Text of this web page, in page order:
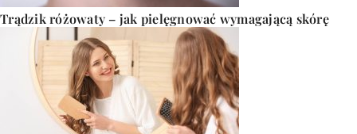
Trądzik różowaty – jak pielęgnować wymagającą skórę